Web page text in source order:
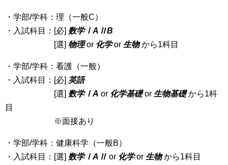
・学部/学科：理（一般C）
・入試科目：[必] 数学ⅠAⅡB
[選] 物理or 化学or 生物から1科目
・学部/学科：看護（一般）
・入試科目：[必] 英語
[選] 数学ⅠA or 化学基礎or 生物基礎から1科
目
※面接あり
・学部/学科：健康科学（一般B）
・入試科目：[選] 数学ⅠAⅡ or 化学or 生物から1科目